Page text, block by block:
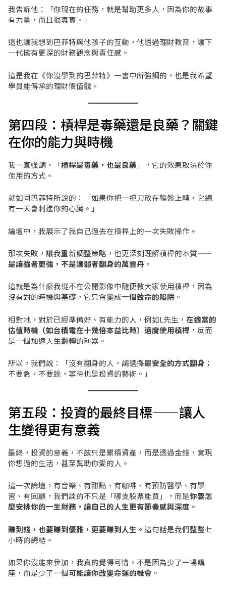
我告訴他：「你現在的任務，就是幫助更多人，因為你的故事
有力量，而且很真實。」
這也讓我想到巴菲特與他孩子的互動，他透過理財教育，讓下
一代擁有更深的財務觀念與責任感。
這是我在《你沒學到的巴菲特》一書中所強調的，也是我希望
學員能傳承的理財價值觀。
第四段：槓桿是毒藥還是良藥？關鍵
在你的能力與時機
我一直強調，「槓桿是毒藥，也是良藥 」，它的效果取決於你
使用的方式。
就如同巴菲特所說的：「如果你把一把刀放在輪盤上轉，它總
有一天會刺進你的心臟。」
論壇中，我展示了我自己過去在槓桿上的一次失敗操作。
那次失敗，讓我重新調整策略，也更深刻理解槓桿的本質——
是讓強者更強，不是讓弱者翻身的萬靈丹。
這就是為什麼我從不在公開影像中隨便教大家使用槓桿，因為
沒有對的時機與基礎，它只會變成一個致命的陷阱。
相對地，對於已經準備好、有能力的人，例如L先生， 在適當的
估值時機（如台積電在十幾倍本益比時）適度使用槓桿，反而
是一個加速人生翻轉的利器。
所以，我們說：「沒有翻身的人，請選擇最安全的方式翻身；
不要急，不要躁，等待也是投資的藝術。」
第五段：投資的最終目標——讓人
生變得更有意義
最終，投資的意義，不該只是累積資產，而是透過金錢，實現
你想過的生活，甚至幫助你愛的人。
這一次論壇，有音樂、有甜點、有咖啡、有預防醫學、有學
習、有回顧，我們談的不只是「哪支股票能買」，而是你要怎
麼安排你的一生財務，讓自己的人生更有節奏感與深度 。
賺到錢，也要賺到優雅，更要賺到人生。 這句話是我們整整七
小時的總結。
如果你沒能來參加，我真的覺得可惜。不是因為少了一場講
座，而是少了一個可能讓你改變命運的機會 。